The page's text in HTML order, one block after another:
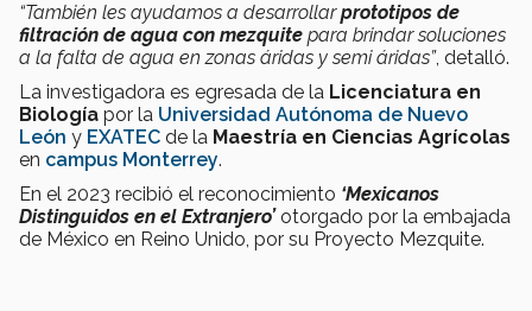
“También les ayudamos a desarrollarprototipos de
filtración de agua con mezquite para brindar soluciones
a la falta de agua en zonas áridas y semi áridas”, detalló.
La investigadora es egresada de la Licenciatura en
Biología por la Universidad Autónoma de Nuevo
León y EXATEC de la Maestría en Ciencias Agrícolas
en campus Monterrey.
En el 2023 recibió el reconocimiento ‘Mexicanos
Distinguidos en el Extranjero’otorgado por la embajada
de México en Reino Unido, por su Proyecto Mezquite.